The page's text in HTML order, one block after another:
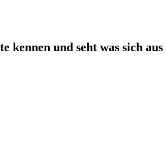
kennen und seht was sich